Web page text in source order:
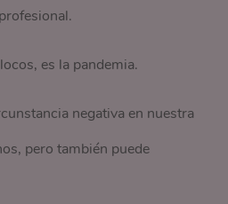
es la pandemia.
negativa en nuestra
pero también puede